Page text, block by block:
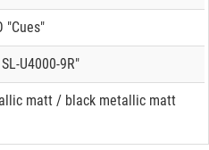
"Cues"
U4000-9R"
matt / black metallic matt